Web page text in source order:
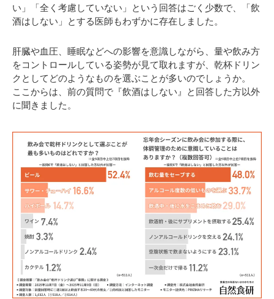
い」「全く考慮していない」という回答はごく少数で、「飲
酒はしない」とする医師もわずかに存在しました。
肝臓や血圧、睡眠などへの影響を意識しながら、量や飲み方
をコントロールしている姿勢が見て取れますが、乾杯ドリン
クとしてどのようなものを選ぶことが多いのでしょうか。
ここからは、前の質問で『飲酒はしない』と回答した方以外
に聞きました。